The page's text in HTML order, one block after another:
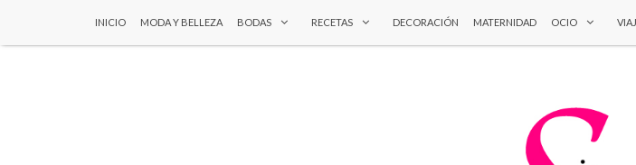
INICIO MODA Y BELLEZA BODAS RECETAS DECORACIÓN MATERNIDAD OCIO